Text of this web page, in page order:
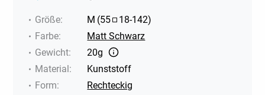
Größe: M (55 18-142)
Farbe:
Matt Schwarz
Gewicht:
20g
Material:
Kunststoff
Form:
Rechteckig